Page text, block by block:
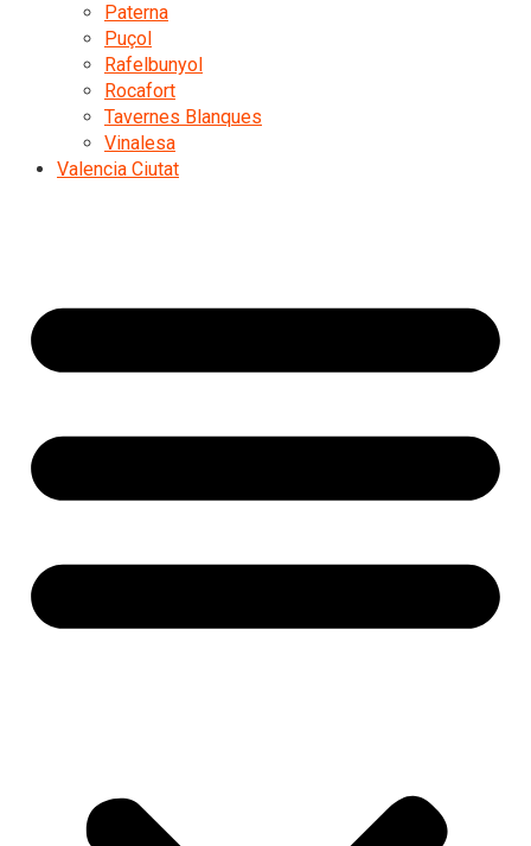
Paterna
Puçol
Rafelbunyol
Rocafort
Tavernes Blanques
Vinalesa
Valencia Ciutat